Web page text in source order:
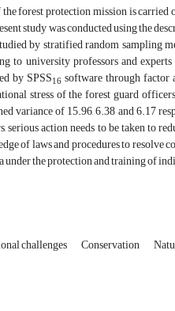
forest protection mission is
study was conducted using the
by stratified random sampling
to university professors and
by SPSS16 software through factor
stress of the forest guard
variance of 15.96, 6.38 and 6.17
serious action needs to be taken to
of laws and procedures to resolve
under the protection and training of
challenges Conservation